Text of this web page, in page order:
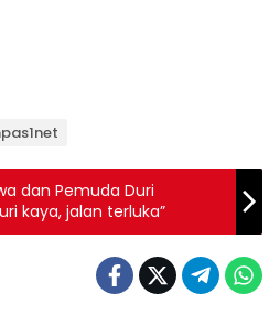
dan Pemuda Duri
kaya, jalan terluka”